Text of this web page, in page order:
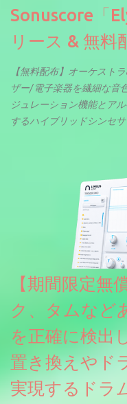
Sonuscore「
リース & 無料
【無料配布】オーケスト
ザー/電子楽器を繊細な音
ジュレーション機能とア
するハイブリッドシンセ
えるようになっています
より音色が作りこまれて
グラムされているプリセ
とももちろんできます。
度サンプリングしてベロ
ELYSIONは違います。ビ
複数のベロシティレイヤ
することで、弱く演奏し
る音色が得られます。単
せん。
【期間限定無
ク、タムなど
を正確に検出
置き換えやド
実現するドラ